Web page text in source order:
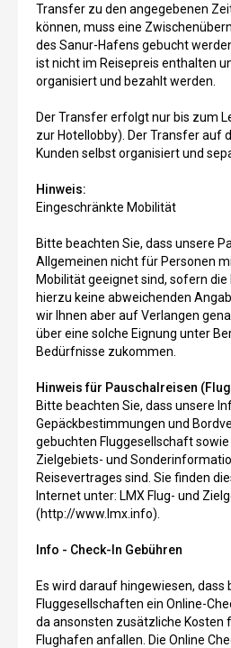
Transfer zu den angegebenen
können, muss eine
des Sanur-Hafens gebucht
ist nicht im Reisepreis enthalten
organisiert und bezahlt werden.
Der Transfer erfolgt nur bis zum
zur Hotellobby). Der Transfer auf
Kunden selbst organisiert und
Hinweis:
Eingeschränkte Mobilität
Bitte beachten Sie, dass unsere
Allgemeinen nicht für Personen
Mobilität geeignet sind, sofern
hierzu keine abweichenden
wir Ihnen aber auf Verlangen
über eine solche Eignung unter
Bedürfnisse zukommen.
Hinweis für Pauschalreisen
Bitte beachten Sie, dass unsere
Gepäckbestimmungen und
gebuchten Fluggesellschaft
Zielgebiets- und
Reisevertrages sind. Sie finden
Internet unter: LMX Flug- und
(http://www.lmx.info).
Info - Check-In Gebühren
Es wird darauf hingewiesen, dass
Fluggesellschaften ein Online-
da ansonsten zusätzliche Kosten
Flughafen anfallen. Die Online